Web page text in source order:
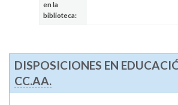
en la
biblioteca:
DISPOSICIONES EN
CC.AA.